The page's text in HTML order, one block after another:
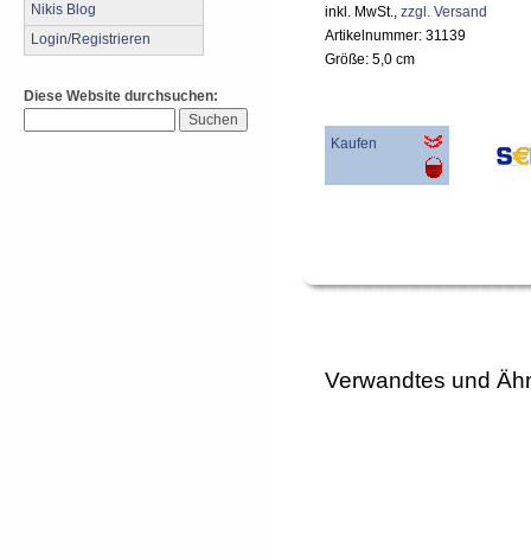
Nikis Blog
Login/Registrieren
Diese Website durchsuchen:
inkl. MwSt., zzgl. Versand
Artikelnummer: 31139
Größe: 5,0 cm
Kaufen
Verwandtes und